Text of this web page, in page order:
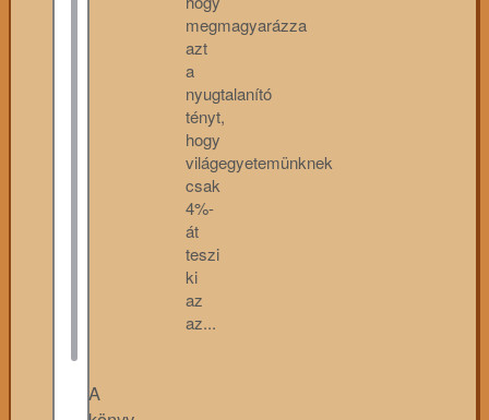
megmagyarázza
azt
a
nyugtalanító
tényt,
hogy
világegyetemünknek
csak
4%-
át
teszi
ki
az
az...
A